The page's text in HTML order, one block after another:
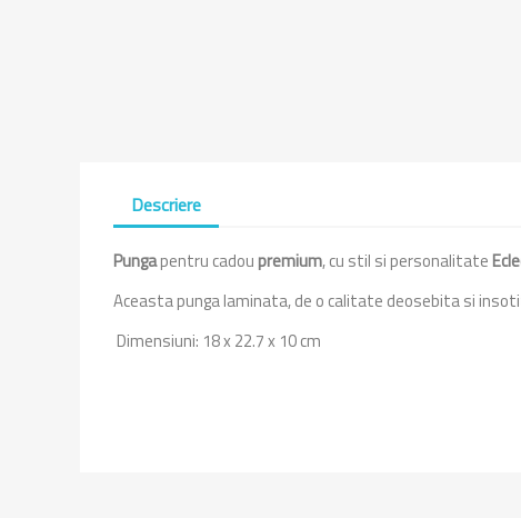
Descriere
Pungapentru cadou premium, cu stil si personalitate
Aceasta punga laminata, de o calitate deosebita si
Dimensiuni: 18 x 22.7 x 10 cm